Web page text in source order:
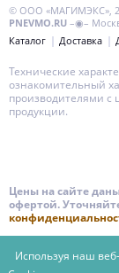
© ООО «МАГИМЭКС»,
PNEVMO.RU –◉–
Каталог
Доставка
Технические
ознакомительный
производителями с
продукции.
Цены на сайте
офертой.
Используя наш